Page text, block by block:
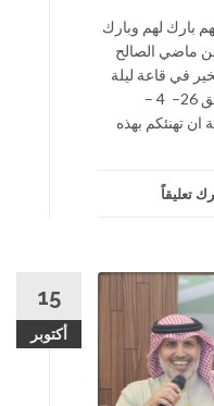
بارك لهم وبارك
ماضي الصالح
في قاعة ليلة
عمر بمحافظة الشنان مساء الجمعة الموافق 26– 4 –
ان تهنئكم بهذه
تعليقاً
15
أكتوبر